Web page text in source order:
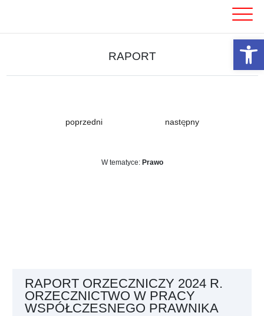
RAPORT
poprzedni następny
W tematyce: Prawo
RAPORT ORZECZNICZY 2024 R.
ORZECZNICTWO W PRACY
WSPÓŁCZESNEGO PRAWNIKA